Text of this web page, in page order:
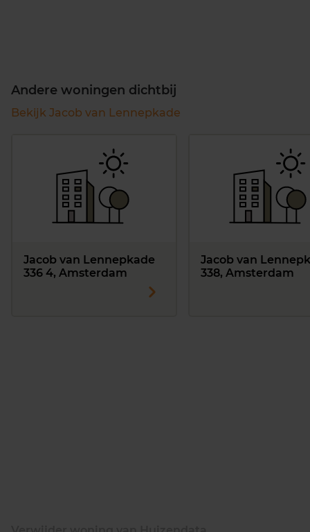
Andere woningen dichtbij
Bekijk Jacob van Lennepkade
Jacob van Lennepkade
336 4, Amsterdam
Jacob van
338, Amsterdam